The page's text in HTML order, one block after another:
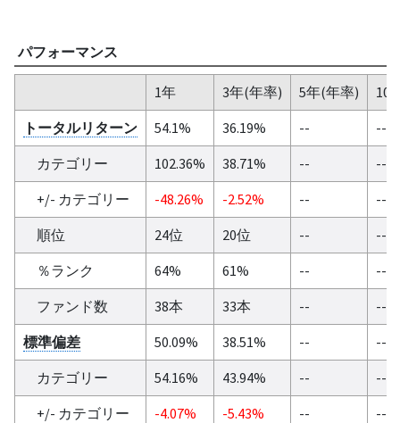
パフォーマンス
1年 3年(年率) 5年(年率)
10
トータルリターン
54.1% 36.19% --
--
カテゴリー
102.36% 38.71% --
--
+/- カテゴリー
-48.26% -2.52% --
--
順位
24位 20位 --
--
％ランク
64% 61% --
--
ファンド数
38本 33本 --
--
標準偏差
50.09% 38.51% --
--
カテゴリー
54.16% 43.94% --
--
+/- カテゴリー
-4.07% -5.43% --
--